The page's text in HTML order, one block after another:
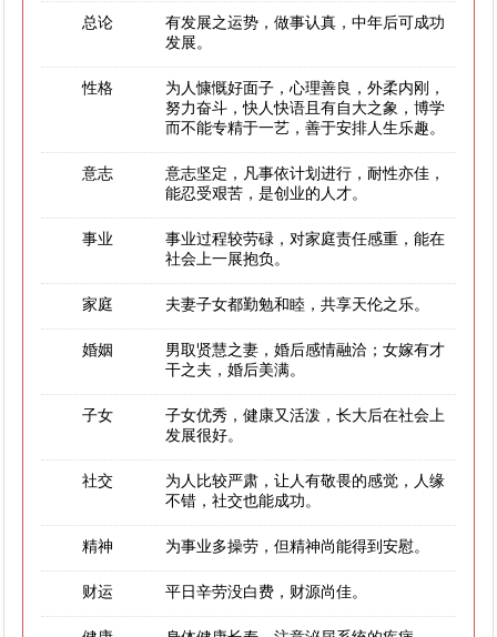
总论
有发展之运势，做事认真，中年后可成功
发展。
性格
为人慷慨好面子，心理善良，外柔内刚，
努力奋斗，快人快语且有自大之象，博学
而不能专精于一艺，善于安排人生乐趣。
意志
意志坚定，凡事依计划进行，耐性亦佳，
能忍受艰苦，是创业的人才。
事业
事业过程较劳碌，对家庭责任感重，能在
社会上一展抱负。
家庭 夫妻子女都勤勉和睦，共享天伦之乐。
婚姻
男取贤慧之妻，婚后感情融洽；女嫁有才
干之夫，婚后美满。
子女
子女优秀，健康又活泼，长大后在社会上
发展很好。
社交
为人比较严肃，让人有敬畏的感觉，人缘
不错，社交也能成功。
精神 为事业多操劳，但精神尚能得到安慰。
财运 平日辛劳没白费，财源尚佳。